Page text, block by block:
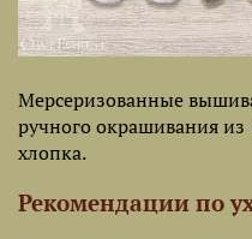
Мерсеризованные
ручного окрашивания
хлопка.
Рекомендации по